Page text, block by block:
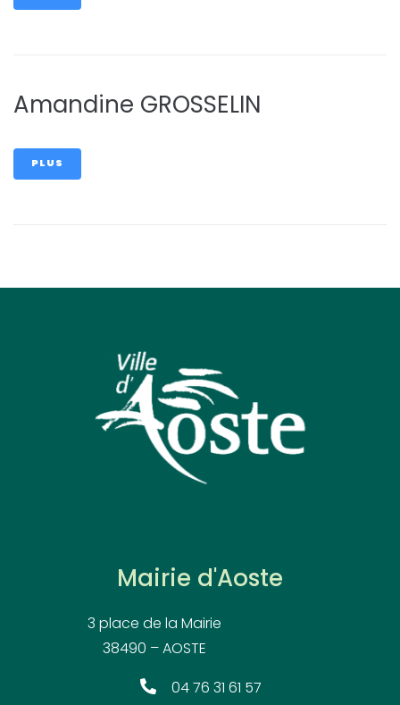
Amandine GROSSELIN
PLUS
Mairie d'Aoste
3 place de la Mairie
38490 – AOSTE
04 76 31 61 57